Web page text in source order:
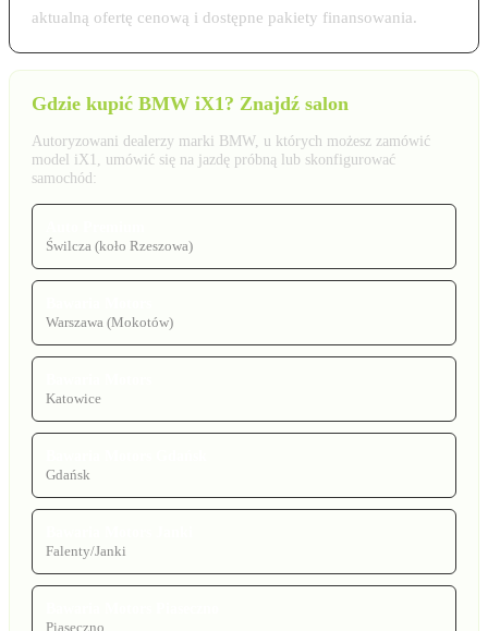
aktualną ofertę cenową i dostępne pakiety finansowania.
Gdzie kupić BMW iX1? Znajdź salon
Autoryzowani dealerzy marki BMW, u których możesz zamówić
model iX1, umówić się na jazdę próbną lub skonfigurować
samochód:
Świlcza (koło Rzeszowa)
Warszawa (Mokotów)
Katowice
Gdańsk
Falenty/Janki
Piaseczno